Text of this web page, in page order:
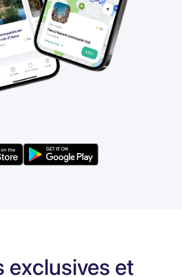
exclusives et